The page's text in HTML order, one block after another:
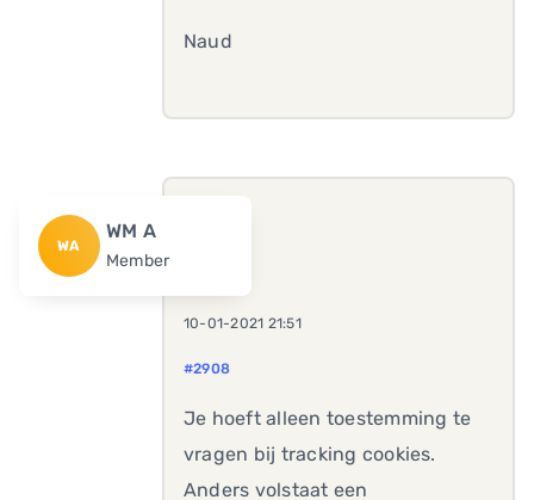
Naud
WA
WM A
Member
10-01-2021 21:51
#2908
Je hoeft alleen toestemming te
vragen bij tracking cookies.
Anders volstaat een